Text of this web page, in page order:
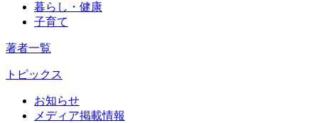
暮らし・健康
子育て
著者一覧
トピックス
お知らせ
メディア掲載情報